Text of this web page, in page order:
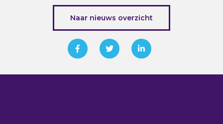
Naar nieuws overzicht